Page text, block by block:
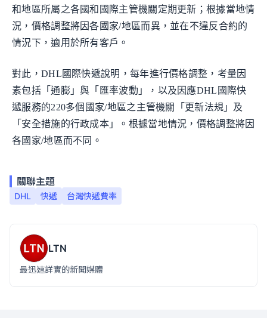
和地區所屬之各國和國際主管機關定期更新；根據當地情
況，價格調整將因各國家/地區而異，並在不違反合約的
情況下，適用於所有客戶。
對此，DHL國際快遞說明，每年進行價格調整，考量因
素包括「通膨」與「匯率波動」，以及因應DHL國際快
遞服務的220多個國家/地區之主管機關「更新法規」及
「安全措施的行政成本」。根據當地情況，價格調整將因
各國家/地區而不同。
關聯主題
DHL 快遞 台灣快遞費率
LTN
最迅速詳實的新聞媒體